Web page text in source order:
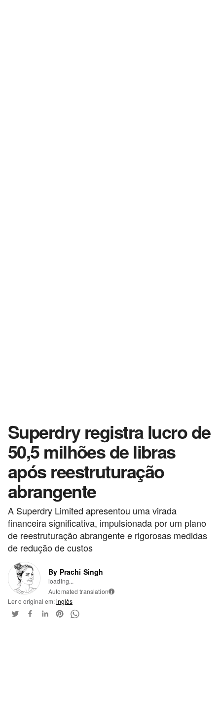
Superdry registra lucro de
50,5 milhões de libras
após reestruturação
abrangente
A Superdry Limited apresentou uma virada
financeira significativa, impulsionada por um plano
de reestruturação abrangente e rigorosas medidas
de redução de custos
By Prachi Singh
loading...
Automated translation i
Ler o original em:inglês